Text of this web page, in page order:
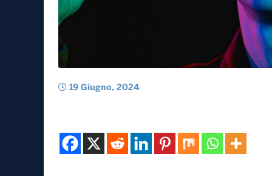
19 Giugno, 2024